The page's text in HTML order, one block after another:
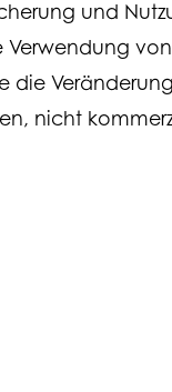
und
die
nicht